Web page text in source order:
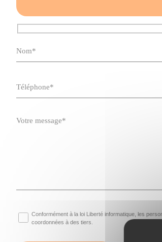
Conformément à la loi Liberté informatique, les
coordonnées à des tiers.